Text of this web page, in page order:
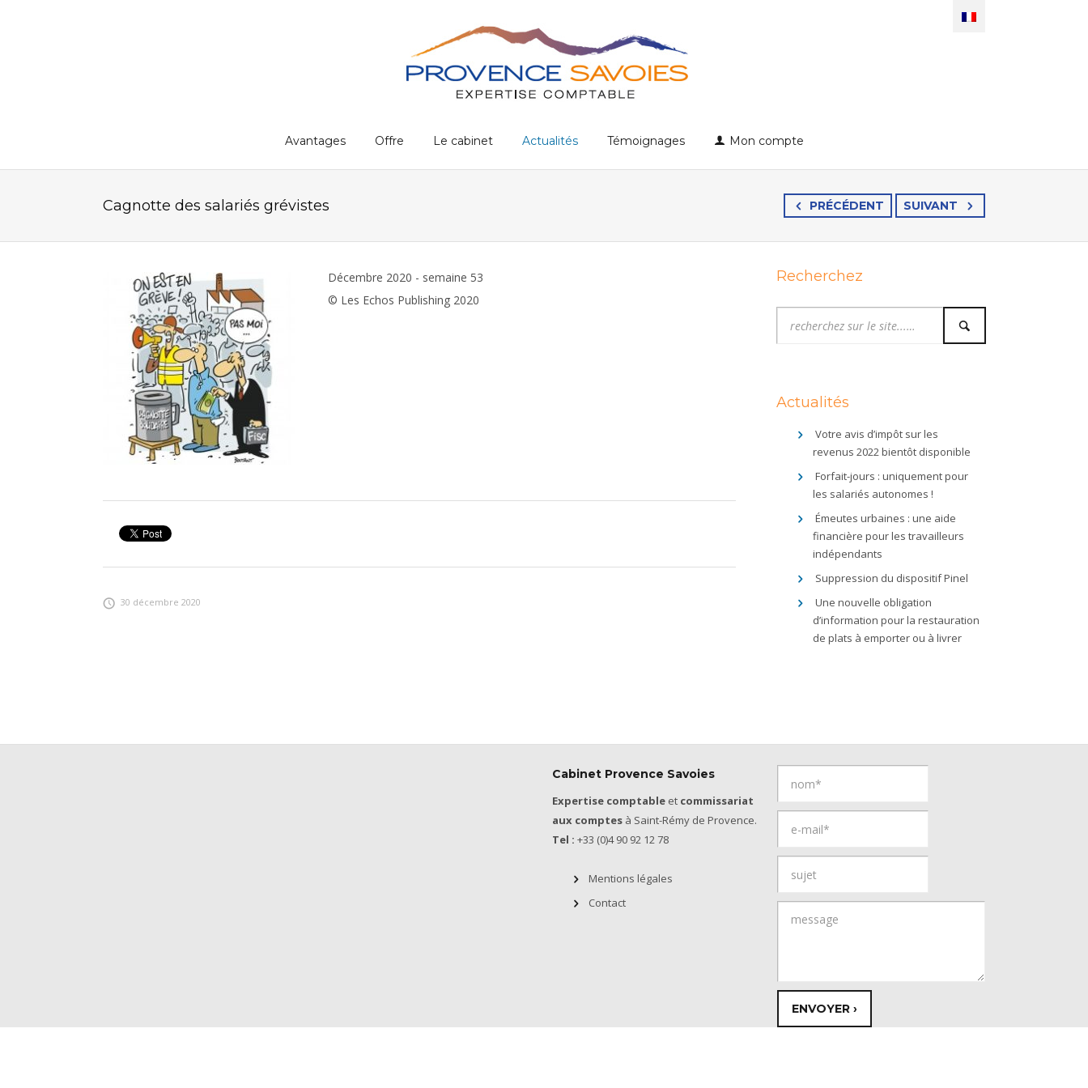
Avantages Offre Le cabinet Actualités Témoignages Mon compte
PRÉCÉDENT SUIVANT
Cagnotte des salariés grévistes
Décembre 2020 - semaine 53
© Les Echos Publishing 2020
30 décembre 2020
Recherchez
Actualités
Votre avis d’impôt sur les
revenus 2022 bientôt disponible
Forfait-jours : uniquement pour
les salariés autonomes !
Émeutes urbaines : une aide
financière pour les travailleurs
indépendants
Suppression du dispositif Pinel
Une nouvelle obligation
d’information pour la restauration
de plats à emporter ou à livrer
Cabinet Provence Savoies
Expertise comptable et commissariat
aux comptes à Saint-Rémy de Provence.
Tel : +33 (0)4 90 92 12 78
Mentions légales
Contact